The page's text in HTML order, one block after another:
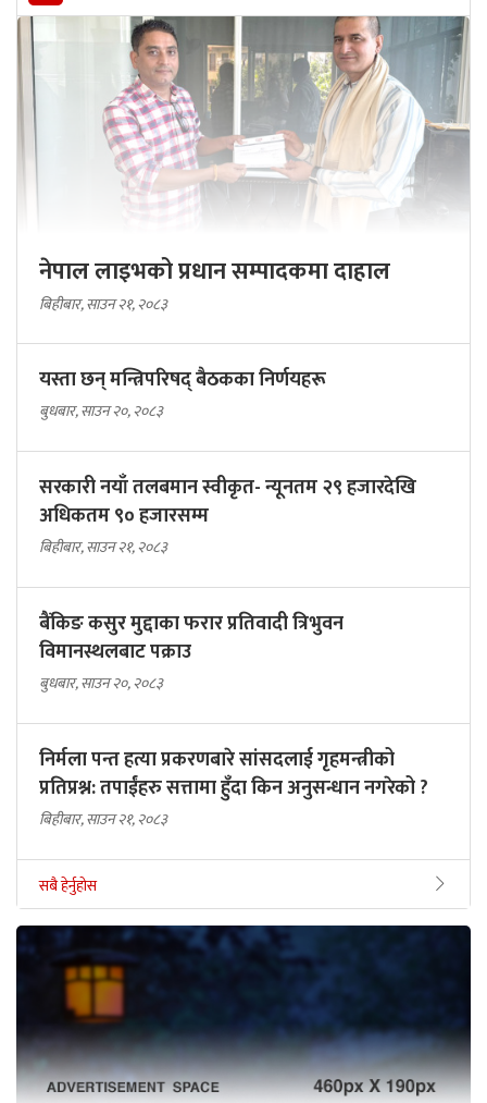
नेपाल लाइभको प्रधान सम्पादकमा दाहाल
बिहीबार, साउन २१, २०८३
यस्ता छन् मन्त्रिपरिषद् बैठकका निर्णयहरू
बुधबार, साउन २०, २०८३
सरकारी नयाँ तलबमान स्वीकृत- न्यूनतम २९ हजारदेखि
अधिकतम ९० हजारसम्म
बिहीबार, साउन २१, २०८३
बैंकिङ कसुर मुद्दाका फरार प्रतिवादी त्रिभुवन
विमानस्थलबाट पक्राउ
बुधबार, साउन २०, २०८३
निर्मला पन्त हत्या प्रकरणबारे सांसदलाई गृहमन्त्रीको
प्रतिप्रश्न: तपाईंहरु सत्तामा हुँदा किन अनुसन्धान नगरेको ?
बिहीबार, साउन २१, २०८३
सबै हेर्नुहोस